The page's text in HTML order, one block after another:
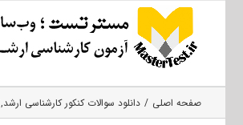
صفحه اصلی دانلود سوالات کنکور کارشناسی ارشد